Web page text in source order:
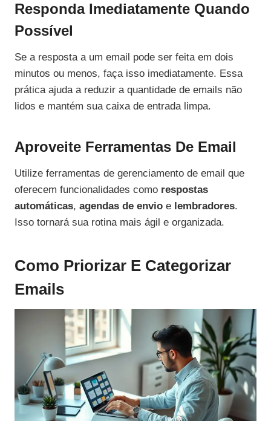
Responda Imediatamente Quando
Possível
Se a resposta a um email pode ser feita em dois
minutos ou menos, faça isso imediatamente. Essa
prática ajuda a reduzir a quantidade de emails não
lidos e mantém sua caixa de entrada limpa.
Aproveite Ferramentas De Email
Utilize ferramentas de gerenciamento de email que
oferecem funcionalidades como respostas
automáticas, agendas de envio e lembradores.
Isso tornará sua rotina mais ágil e organizada.
Como Priorizar E Categorizar
Emails